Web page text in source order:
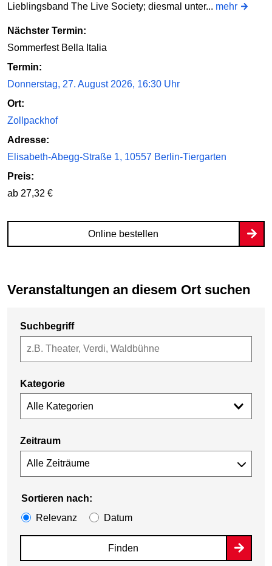
Lieblingsband The Live Society; diesmal unter... mehr
Nächster Termin:
Sommerfest Bella Italia
Termin:
Donnerstag, 27. August 2026, 16:30 Uhr
Ort:
Zollpackhof
Adresse:
Elisabeth-Abegg-Straße 1, 10557 Berlin-Tiergarten
Preis:
ab 27,32 €
Online bestellen
Veranstaltungen an diesem Ort suchen
Suchbegriff
Kategorie
Alle Kategorien
Zeitraum
Sortieren nach:
Relevanz
Datum
Finden